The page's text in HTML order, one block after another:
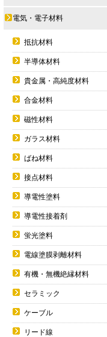
電気・電子材料
抵抗材料
半導体材料
貴金属・高純度材料
合金材料
磁性材料
ガラス材料
ばね材料
接点材料
導電性塗料
導電性接着剤
蛍光塗料
電線塗膜剥離材料
有機・無機絶縁材料
セラミック
ケーブル
リード線